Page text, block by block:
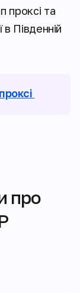
проксі та
в Південній
про